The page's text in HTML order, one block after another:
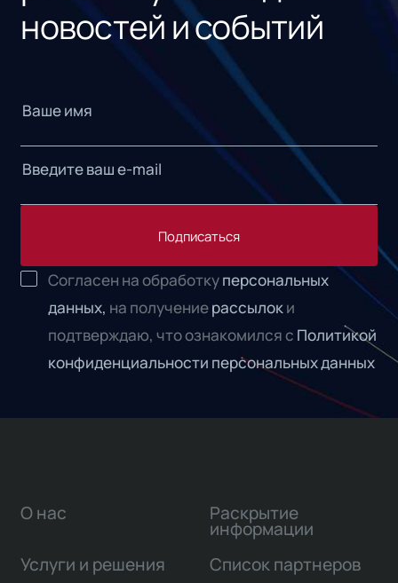
новостей и событий
Подписаться
Согласен на обработкуперсональных
данных, на получениерассылоки
подтверждаю, что ознакомился с Политикой
конфиденциальности персональных данных
О нас
Услуги и решения
Раскрытие
информации
Список партнеров